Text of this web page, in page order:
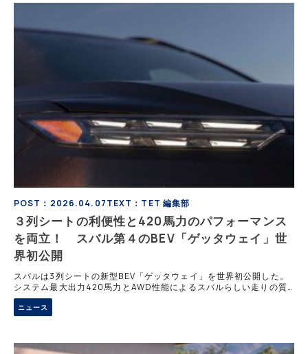
POST：2026.04.07TEXT：TET 編集部
３列シートの利便性と420馬力のパフォーマンス
を両立！ スバル第４のBEV「ゲッタウェイ」世
界初公開
スバルは3列シートの新型BEV「ゲッタウェイ」を世界初公開した。
システム最大出力420馬力とAWD性能によるスバルらしい走りの質
感に加え、氷点下10℃でも約30分で80%まで充電可能な最新のプレ
コンディショニング機能を搭載し実用性を最大化。スバル史上最大級
の室内空間を備えた次世代SUVは2026年後半に北米市場へ投入。
ニュース